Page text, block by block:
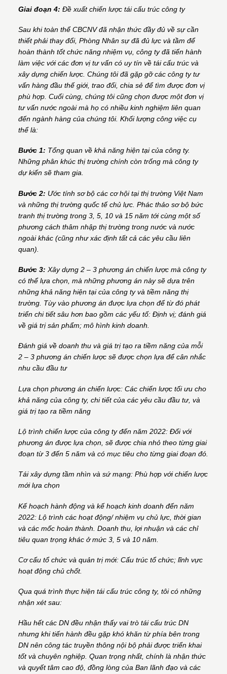
Giai đoạn 4: Đề xuất chiến lược tái cấu trúc công ty
Sau khi toàn thể CBCNV đã nhận thức đầy đủ về sự cần
thiết phải thay đổi, Phòng Nhân sự đã đủ lực và tầm để
hoàn thành tốt chức năng nhiệm vụ, công ty đã tiến hành
làm việc với các đơn vị tư vấn có uy tín về tái cấu trúc và
xây dựng chiến lược. Chúng tôi đã gặp gỡ các công ty tư
vấn hàng đầu thế giới, trao đổi, chia sẻ để tìm được đơn vị
phù hợp. Cuối cùng, chúng tôi cũng chọn được một đơn vị
tư vấn nước ngoài mà họ có nhiều kinh nghiệm liên quan
đến ngành hàng của chúng tôi. Khối lượng công việc cụ
thể là:
Bước 1: Tổng quan về khả năng hiện tại của công ty.
Những phân khúc thị trường chính còn trống mà công ty
dự kiến sẽ tham gia.
Bước 2: Ước tính sơ bộ các cơ hội tại thị trường Việt Nam
và những thị trường quốc tế chủ lực. Phác thảo sơ bộ bức
tranh thị trường trong 3, 5, 10 và 15 năm tới cùng một số
phương cách thâm nhập thị trường trong nước và nước
ngoài khác (cũng như xác định tất cả các yêu cầu liên
quan).
Bước 3: Xây dựng 2 – 3 phương án chiến lược mà công ty
có thể lựa chọn, mà những phương án này sẽ dựa trên
những khả năng hiện tại của công ty và tiềm năng thị
trường. Tùy vào phương án được lựa chọn để từ đó phát
triển chi tiết sâu hơn bao gồm các yếu tố: Định vị; đánh giá
về giá trị sản phẩm; mô hình kinh doanh.
Đánh giá về doanh thu và giá trị tạo ra tiềm năng của mỗi
2 – 3 phương án chiến lược sẽ được chọn lựa để cân nhắc
nhu cầu đầu tư
Lựa chọn phương án chiến lược: Các chiến lược tối ưu cho
khả năng của công ty, chi tiết của các yêu cầu đầu tư, và
giá trị tạo ra tiềm năng
Lộ trình chiến lược của công ty đến năm 2022: Đối với
phương án được lựa chọn, sẽ được chia nhỏ theo từng giai
đoạn từ 3 đến 5 năm và có mục tiêu cho từng giai đoạn đó.
Tái xây dựng tầm nhìn và sứ mạng: Phù hợp với chiến lược
mới lựa chọn
Kế hoạch hành động và kế hoạch kinh doanh đến năm
2022: Lộ trình các hoạt động/ nhiệm vụ chủ lực, thời gian
và các mốc hoàn thành. Doanh thu, lợi nhuận và các chỉ
tiêu quan trọng khác ở mức 3, 5 và 10 năm.
Cơ cấu tổ chức và quản trị mới: Cấu trúc tổ chức; lĩnh vực
hoạt động chủ chốt.
Qua quá trình thực hiện tái cấu trúc công ty, tôi có những
nhận xét sau:
Hầu hết các DN đều nhận thấy vai trò tái cấu trúc DN
nhưng khi tiến hành đều gặp khó khăn từ phía bên trong
DN nên công tác truyền thông nội bộ phải được triển khai
tốt và chuyên nghiệp. Quan trọng nhất, chính là nhận thức
và quyết tâm cao độ, đồng lòng của Ban lãnh đạo và các